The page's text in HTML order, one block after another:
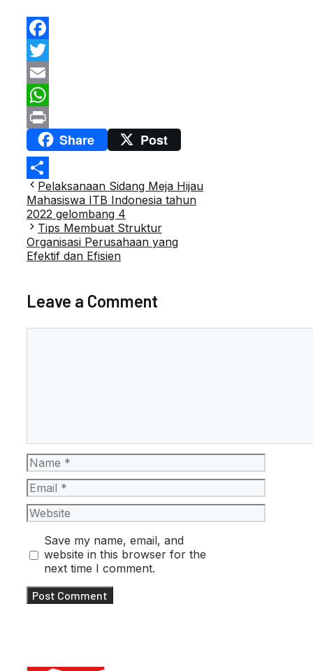
Facebook
Twitter
Email
WhatsApp
Print Share Post
Share
Post
navigation
Pelaksanaan Sidang Meja Hijau
Mahasiswa ITB Indonesia tahun
2022 gelombang 4
Tips Membuat Struktur
Organisasi Perusahaan yang
Efektif dan Efisien
Leave a Comment
Name
Email
Website
Save my name, email, and
website in this browser for the
next time I comment.